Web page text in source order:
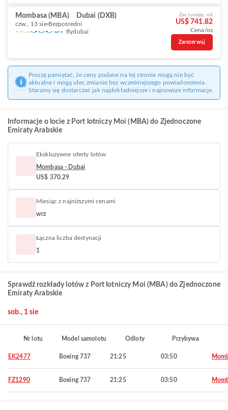
Mombasa (MBA) Dubai (DXB)
czw., 13 sie Bezpośredni
flydubai
Zaczynając od
US$ 741.82
Cena/os
Zarezerwuj
Proszę pamiętać, że ceny podane na tej stronie mogą nie być
aktualne i mogą ulec zmianie bez wcześniejszego powiadomienia.
Staramy się dostarczać jak najdokładniejsze i najnowsze informacje.
Informacje o locie z Port lotniczy Moi (MBA) do Zjednoczone
Emiraty Arabskie
Ekskluzywne oferty lotów
Mombasa - Dubai
US$ 370.29
Miesiąc z najniższymi cenami
wrz
Łączna liczba destynacji
1
Sprawdź rozkłady lotów z Port lotniczy Moi (MBA) do Zjednoczone
Emiraty Arabskie
sob., 1 sie
Nr lotu Model samolotu Odloty Przybywa
EK2477 Boeing 737 21:25 03:50
FZ1290 Boeing 737 21:25 03:50